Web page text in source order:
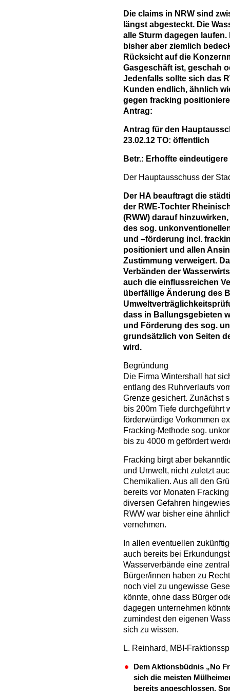
Die claims in NRW sind
längst abgesteckt. Die
alle Sturm dagegen laufen.
bisher aber ziemlich
Rücksicht auf die
Gasgeschäft ist, geschah
Jedenfalls sollte sich das
Kunden endlich, ähnlich
gegen fracking
Antrag:
Antrag für den
23.02.12 TO: öffentlich
Betr.: Erhoffte
Der Hauptausschuss der
Der HA beauftragt die
der RWE-Tochter
(RWW) darauf
des sog.
und –förderung incl.
positioniert und allen
Zustimmung verweigert.
Verbänden der
auch die einflussreichen
überfällige Änderung des
dass in Ballungsgebieten
und Förderung des sog.
grundsätzlich von Seiten
wird.
Begründung
Die Firma Wintershall hat
entlang des Ruhrverlaufs
Grenze gesichert. Zunächst
bis 200m Tiefe durchgeführt
förderwürdige Vorkommen
Fracking-Methode sog.
bis zu 4000 m gefördert
Fracking birgt aber
und Umwelt, nicht zuletzt
Chemikalien. Aus all den
bereits vor Monaten
diversen Gefahren
RWW war bisher eine
vernehmen.
In allen eventuellen
auch bereits bei
Wasserverbände eine
Bürger/innen haben zu
noch viel zu ungewisse
könnte, ohne dass Bürger
dagegen unternehmen
zumindest den eigenen
sich zu wissen.
L. Reinhard, MBI-
Dem Aktionsbüdnis „No
sich die meisten
bereits angeschlossen.